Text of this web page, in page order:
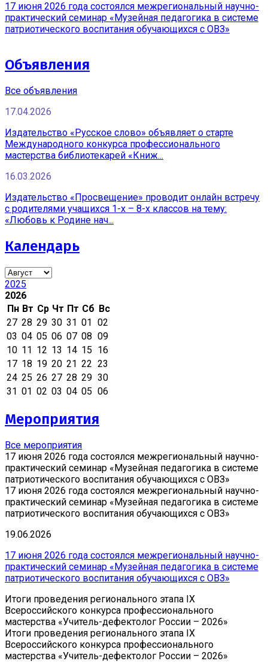
17 июня 2026 года состоялся межрегиональный научно-
практический семинар «Музейная педагогика в системе
патриотического воспитания обучающихся с ОВЗ»
Объявления
Все объявления
17.04.2026
Издательство «Русское слово» объявляет о старте
Международного конкурса профессионального
мастерства библиотекарей «Книж...
16.03.2026
Издательство «Просвещение» проводит онлайн встречу
с родителями учащихся 1-х – 8-х классов на тему:
«Любовь к Родине нач...
Календарь
2025
2026
Пн Вт Ср Чт Пт Сб Вс
27 28 29 30 31 01 02
03 04 05 06 07 08 09
10 11 12 13 14 15 16
17 18 19 20 21 22 23
24 25 26 27 28 29 30
31 01 02 03 04 05 06
Мероприятия
Все мероприятия
17 июня 2026 года состоялся межрегиональный научно-
практический семинар «Музейная педагогика в системе
патриотического воспитания обучающихся с ОВЗ»
17 июня 2026 года состоялся межрегиональный научно-
практический семинар «Музейная педагогика в системе
патриотического воспитания обучающихся с ОВЗ»
19.06.2026
17 июня 2026 года состоялся межрегиональный научно-
практический семинар «Музейная педагогика в системе
патриотического воспитания обучающихся с ОВЗ»
Итоги проведения регионального этапа IX
Всероссийского конкурса профессионального
мастерства «Учитель-дефектолог России – 2026»
Итоги проведения регионального этапа IX
Всероссийского конкурса профессионального
мастерства «Учитель-дефектолог России – 2026»